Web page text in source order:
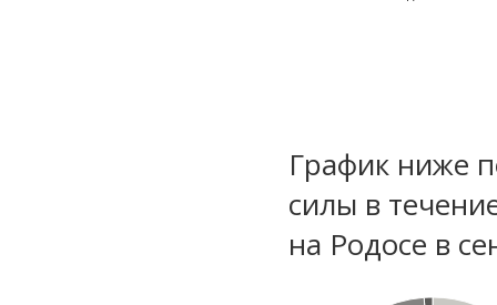
График ниже
силы в
на Родосе в